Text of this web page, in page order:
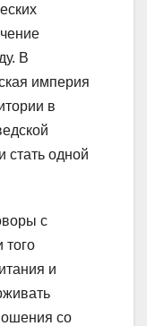
В
империя
в
стать одной
с
того
и
со